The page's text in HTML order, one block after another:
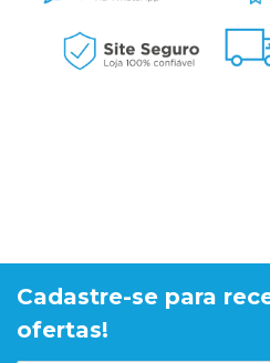
Cadastre-se para
ofertas!